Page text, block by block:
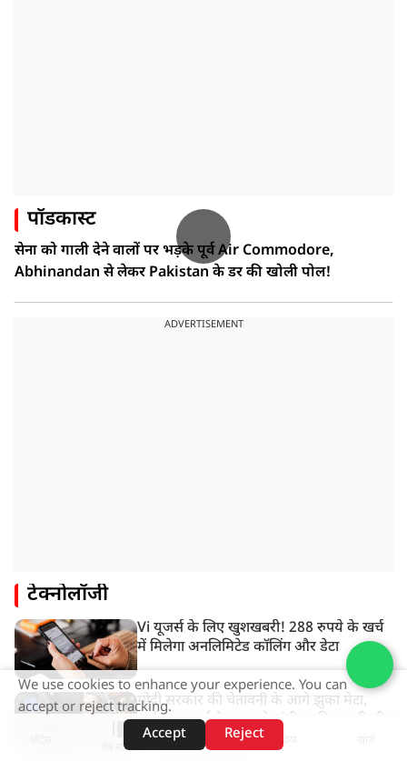
पॉडकास्ट
सेना को गाली देने वालों पर भड़के पूर्व Air Commodore,
Abhinandan से लेकर Pakistan के डर की खोली पोल!
ADVERTISEMENT
टेक्नोलॉजी
Vi यूजर्स के लिए खुशखबरी! 288 रुपये के खर्च
में मिलेगा अनलिमिटेड कॉलिंग और डेटा
मोदी सरकार की चेतावनी के आगे झुका मेटा,
मार्क ज़ुकरबर्ग ने भारत से मांगी माफ़ी, गलती भी
स्वीकार की
वेब स्टोरीज़
We use cookies to enhance your experience. You can
accept or reject tracking.
Accept
Reject